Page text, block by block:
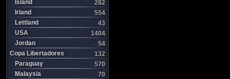
Island
282
Irland
554
Lettland
43
USA
1404
Jordan
54
Copa Libertadores
132
Paraguay
570
Malaysia
70